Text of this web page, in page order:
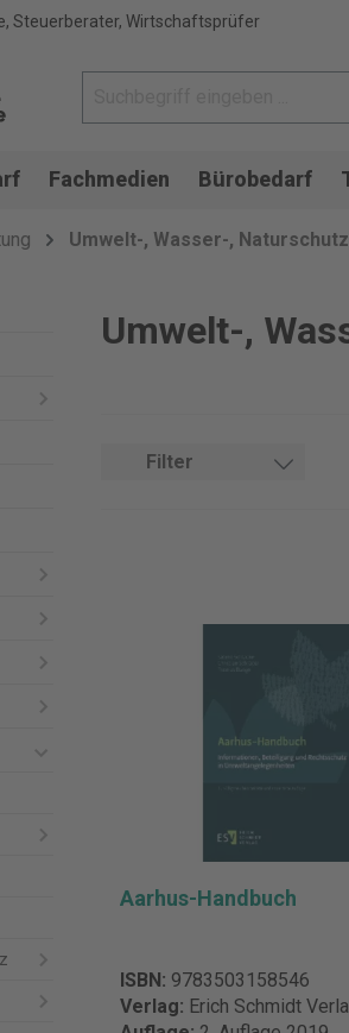
Steuerberater, Wirtschaftsprüfer
Fachmedien Bürobedarf
Umwelt-, Wasser-,
Umwelt-,
Filter
Aarhus-Handbuch
ISBN: 9783503158546
Verlag: Erich Schmidt